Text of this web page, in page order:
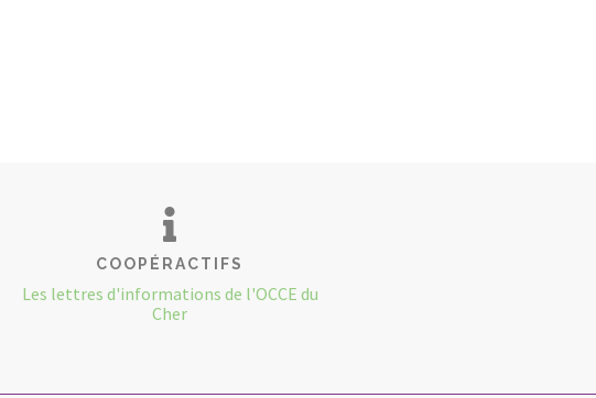
COOPÉRACTIFS
Les lettres d'informations de l'OCCE du
Cher